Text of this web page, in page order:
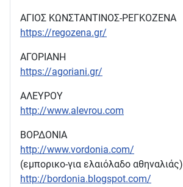
ΑΓΙΟΣ ΚΩΝΣΤΑΝΤΙΝΟΣ-ΡΕΓΚΟΖΕΝΑ
https://regozena.gr/
ΑΓΟΡΙΑΝΗ
https://agoriani.gr/
ΑΛΕΥΡΟΥ
http://www.alevrou.com
ΒΟΡΔΟΝΙΑ
http://www.vordonia.com/
(εμπορικο-για ελαιόλαδο αθηναλιάς)
http://bordonia.blogspot.com/